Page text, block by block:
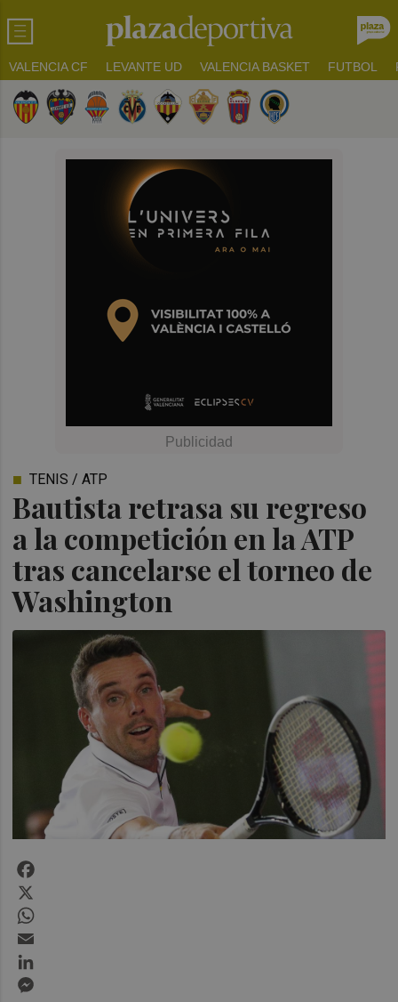
VALENCIA CF LEVANTE UD VALENCIA BASKET FUTBOL
Bautista retrasa su regreso
a la competición en la ATP
tras cancelarse el torneo de
Washington
TENIS / ATP